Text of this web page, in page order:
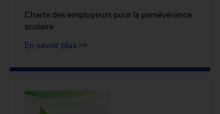
Charte des employeurs pour la persévérance
scolaire
En savoir plus >>